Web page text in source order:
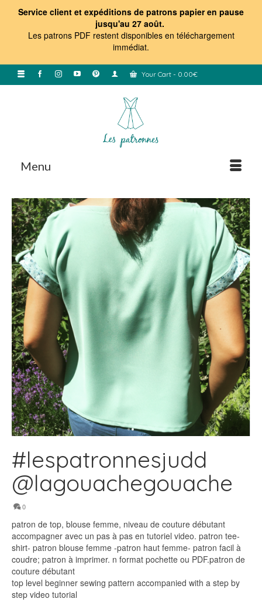
Service client et expéditions de patrons papier en pause
jusqu'au 27 août.
Les patrons PDF restent disponibles en téléchargement
immédiat.
Your Cart - 0.00€
Menu
#lespatronnesjudd
@lagouachegouache
0
patron de top, blouse femme, niveau de couture débutant
accompagner avec un pas à pas en tutoriel video. patron tee-
shirt- patron blouse femme -patron haut femme- patron facil à
coudre; patron à imprimer. n format pochette ou PDF.patron de
couture débutant
top level beginner sewing pattern accompanied with a step by
step video tutorial